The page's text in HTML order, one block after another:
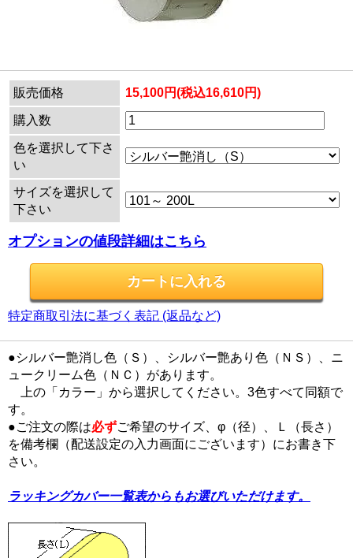
販売価格 15,100円(税込16,610円)
購入数
色を選択して下さ
い
サイズを選択して
下さい
オプションの値段詳細はこちら
特定商取引法に基づく表記 (返品など)
●シルバー艶消し色（Ｓ）、シルバー艶あり色（ＮＳ）、ニ
ュークリーム色（ＮＣ）があります。
上の「カラー」から選択してください。3色すべて同額で
す。
●ご注文の際は必ずご希望のサイズ、φ（径）、Ｌ（長さ）
を備考欄（配送設定の入力画面にございます）にお書き下
さい。
ラッキングカバー一覧表からもお選びいただけます。